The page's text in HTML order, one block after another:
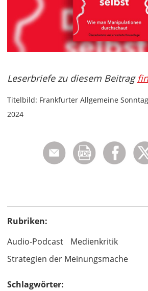
Leserbriefe zu diesem Beitrag
Titelbild: Frankfurter Allgemeine
2024
Rubriken:
Audio-Podcast
Medienkritik
Strategien der Meinungsmache
Schlagwörter: